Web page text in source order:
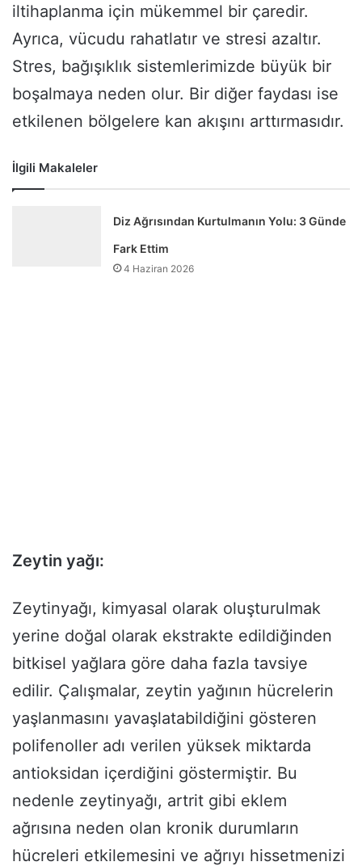
iltihaplanma için mükemmel bir çaredir.
Ayrıca, vücudu rahatlatır ve stresi azaltır.
Stres, bağışıklık sistemlerimizde büyük bir
boşalmaya neden olur. Bir diğer faydası ise
etkilenen bölgelere kan akışını arttırmasıdır.
İlgili Makaleler
Diz Ağrısından Kurtulmanın Yolu: 3 Günde
Fark Ettim
4 Haziran 2026
Zeytin yağı:
Zeytinyağı, kimyasal olarak oluşturulmak
yerine doğal olarak ekstrakte edildiğinden
bitkisel yağlara göre daha fazla tavsiye
edilir. Çalışmalar, zeytin yağının hücrelerin
yaşlanmasını yavaşlatabildiğini gösteren
polifenoller adı verilen yüksek miktarda
antioksidan içerdiğini göstermiştir. Bu
nedenle zeytinyağı, artrit gibi eklem
ağrısına neden olan kronik durumların
hücreleri etkilemesini ve ağrıyı hissetmenizi